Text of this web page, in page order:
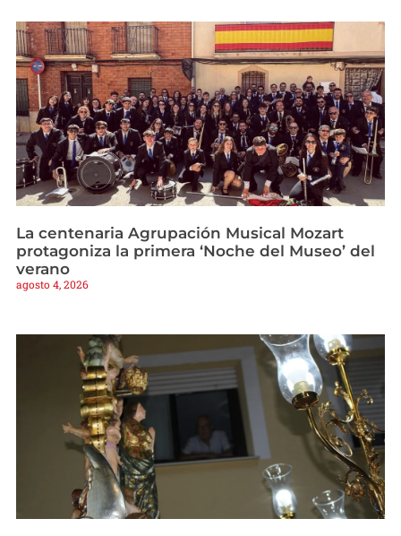
La centenaria Agrupación Musical Mozart
protagoniza la primera ‘Noche del Museo’ del
verano
agosto 4, 2026